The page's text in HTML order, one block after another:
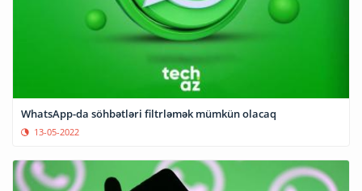
WhatsApp-da söhbətləri filtrləmək mümkün olacaq
13-05-2022